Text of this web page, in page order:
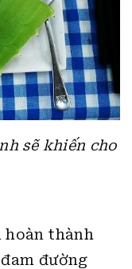
sẽ khiến cho
hoàn thành
đường